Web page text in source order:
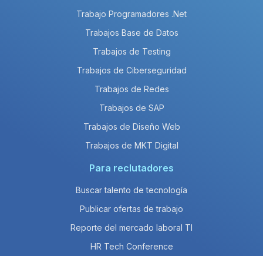
Trabajo Programadores .Net
Trabajos Base de Datos
Trabajos de Testing
Trabajos de Ciberseguridad
Trabajos de Redes
Trabajos de SAP
Trabajos de Diseño Web
Trabajos de MKT Digital
Para reclutadores
Buscar talento de tecnología
Publicar ofertas de trabajo
Reporte del mercado laboral TI
HR Tech Conference